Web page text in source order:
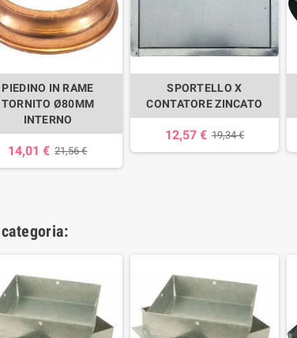
PIEDINO IN RAME
TORNITO Ø80MM
INTERNO
14,01 € 21,56 €
SPORTELLO X
CONTATORE ZINCATO
12,57 € 19,34 €